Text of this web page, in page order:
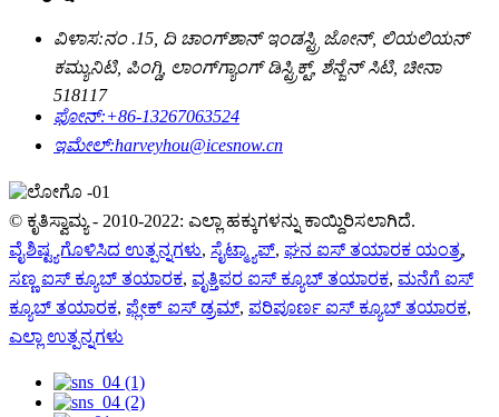
ವಿಳಾಸ:ನಂ .15, ದಿ ಚಾಂಗ್‌ಶಾನ್ ಇಂಡಸ್ಟ್ರಿ ಜೋನ್, ಲಿಯಲಿಯನ್
ಕಮ್ಯುನಿಟಿ, ಪಿಂಗ್ಡಿ, ಲಾಂಗ್‌ಗ್ಯಾಂಗ್ ಡಿಸ್ಟ್ರಿಕ್ಟ್, ಶೆನ್ಜೆನ್ ಸಿಟಿ, ಚೀನಾ
518117
ಫೋನ್:+86-13267063524
ಇಮೇಲ್:harveyhou@icesnow.cn
© ಕೃತಿಸ್ವಾಮ್ಯ - 2010-2022: ಎಲ್ಲಾ ಹಕ್ಕುಗಳನ್ನು ಕಾಯ್ದಿರಿಸಲಾಗಿದೆ.
ವೈಶಿಷ್ಟ್ಯಗೊಳಿಸಿದ ಉತ್ಪನ್ನಗಳು, ಸೈಟ್ಮ್ಯಾಪ್, ಘನ ಐಸ್ ತಯಾರಕ ಯಂತ್ರ,
ಸಣ್ಣ ಐಸ್ ಕ್ಯೂಬ್ ತಯಾರಕ, ವೃತ್ತಿಪರ ಐಸ್ ಕ್ಯೂಬ್ ತಯಾರಕ, ಮನೆಗೆ ಐಸ್
ಕ್ಯೂಬ್ ತಯಾರಕ, ಫ್ಲೇಕ್ ಐಸ್ ಡ್ರಮ್, ಪರಿಪೂರ್ಣ ಐಸ್ ಕ್ಯೂಬ್ ತಯಾರಕ,
ಎಲ್ಲಾ ಉತ್ಪನ್ನಗಳು